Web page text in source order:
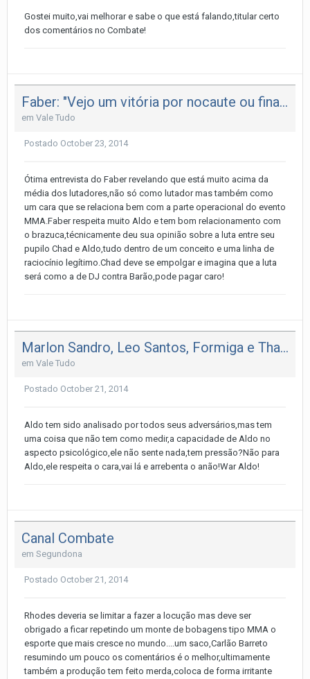
Gostei muito,vai melhorar e sabe o que está falando,titular certo
dos comentários no Combate!
Faber: "Vejo um vitória por nocaute ou finalização de Chad no quar
em Vale Tudo
Postado October 23, 2014
Ótima entrevista do Faber revelando que está muito acima da
média dos lutadores,não só como lutador mas também como
um cara que se relaciona bem com a parte operacional do evento
MMA.Faber respeita muito Aldo e tem bom relacionamento com
o brazuca,técnicamente deu sua opinião sobre a luta entre seu
pupilo Chad e Aldo,tudo dentro de um conceito e uma linha de
raciocínio legítimo.Chad deve se empolgar e imagina que a luta
será como a de DJ contra Barão,pode pagar caro!
Marlon Sandro, Leo Santos, Formiga e Thales Leites palpitam em luta do
em Vale Tudo
Postado October 21, 2014
Aldo tem sido analisado por todos seus adversários,mas tem
uma coisa que não tem como medir,a capacidade de Aldo no
aspecto psicológico,ele não sente nada,tem pressão?Não para
Aldo,ele respeita o cara,vai lá e arrebenta o anão!War Aldo!
Canal Combate
em Segundona
Postado October 21, 2014
Rhodes deveria se limitar a fazer a locução mas deve ser
obrigado a ficar repetindo um monte de bobagens tipo MMA o
esporte que mais cresce no mundo....um saco,Carlão Barreto
resumindo um pouco os comentários é o melhor,ultimamente
também a produção tem feito merda,coloca de forma irritante